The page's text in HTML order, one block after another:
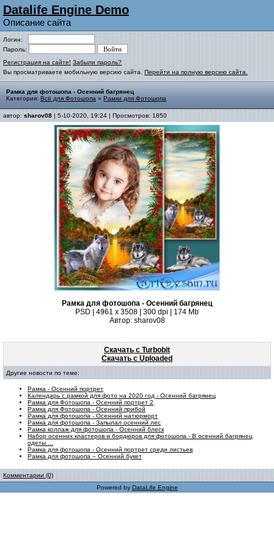
Datalife Engine Demo
Описание сайта
Логин:
Пароль:
Регистрация на сайте! Забыли пароль?
Вы просматриваете мобильную версию сайта. Перейти на полную версию сайта.
Рамка для фотошопа - Осенний багрянец
Категория: Всё для Фотошопа » Рамки для Фотошопа
автор: sharov08 | 5-10-2020, 19:24 | Просмотров: 1850
Рамка для фотошопа - Осенний багрянец
PSD | 4961 х 3508 | 300 dpi | 174 Mb
Автор: sharov08
Скачать с Turbobit
Скачать с Uploaded
Другие новости по теме:
Рамка - Осенний портрет
Календарь с рамкой для фото на 2020 год - Осенний багрянец
Рамка для Фотошопа - Осенний портрет 2
Рамка для Фотошопа - Осенний прибой
Рамка для фотошопа - Осенний натюрморт
Рамка для фотошопа - Запылал осенний лес
Рамка коллаж для фотошопа - Осенний блеск
Набор осенних кластеров и бордюров для фотошопа - В осенний багрянец
одеты ...
Рамка для фотошопа - Осенний портрет среди листьев
Рамка для фотошопа – Осенний букет
Комментарии (0)
Powered by DataLife Engine